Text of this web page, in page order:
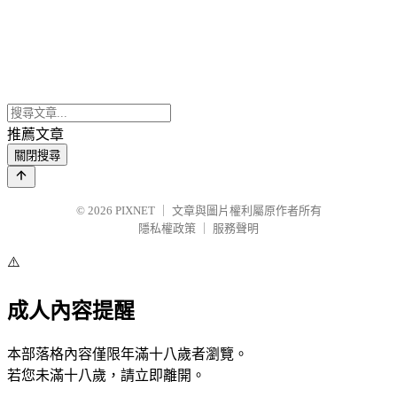
推薦文章
關閉搜尋
© 2026 PIXNET
文章與圖片權利屬原作者所有
隱私權政策
服務聲明
⚠️
成人內容提醒
本部落格內容僅限年滿十八歲者瀏覽。
若您未滿十八歲，請立即離開。